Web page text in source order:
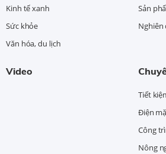
Kinh tế xanh
Sức khỏe
Văn hóa, du lịch
Sản
Nghiên
Video
Tiết
Điện
Công
Nông